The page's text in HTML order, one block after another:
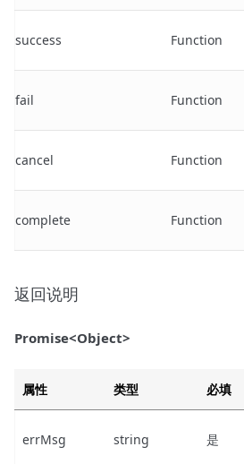
success Function
fail Function
cancel Function
complete Function
返回说明
Promise<Object>
属性 类型 必填
errMsg string 是